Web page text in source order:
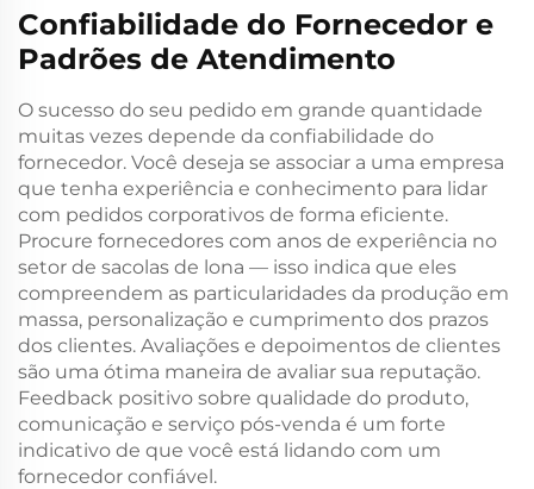
Confiabilidade do Fornecedor e
Padrões de Atendimento
O sucesso do seu pedido em grande quantidade
muitas vezes depende da confiabilidade do
fornecedor. Você deseja se associar a uma empresa
que tenha experiência e conhecimento para lidar
com pedidos corporativos de forma eficiente.
Procure fornecedores com anos de experiência no
setor de sacolas de lona — isso indica que eles
compreendem as particularidades da produção em
massa, personalização e cumprimento dos prazos
dos clientes. Avaliações e depoimentos de clientes
são uma ótima maneira de avaliar sua reputação.
Feedback positivo sobre qualidade do produto,
comunicação e serviço pós-venda é um forte
indicativo de que você está lidando com um
fornecedor confiável.